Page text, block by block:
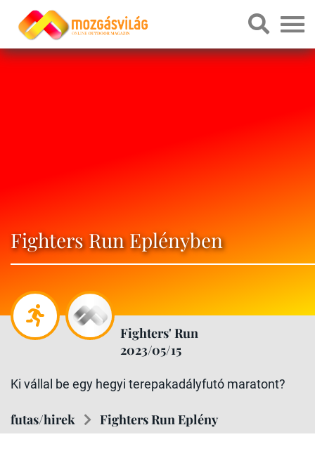
Fighters Run Eplényben
Fighters' Run
2023/05/15
Ki vállal be egy hegyi terepakadályfutó maratont?
futas/hirek Fighters Run Eplény